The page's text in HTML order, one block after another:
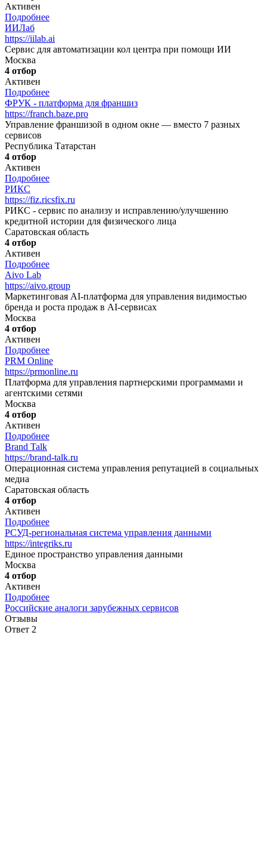
Активен
Подробнее
ИИЛаб
https://iilab.ai
Сервис для автоматизации кол центра при помощи ИИ
Москва
4 отбор
Активен
Подробнее
ФРУК - платформа для франшиз
https://franch.baze.pro
Управление франшизой в одном окне — вместо 7 разных
сервисов
Республика Татарстан
4 отбор
Активен
Подробнее
РИКС
https://fiz.ricsfix.ru
РИКС - сервис по анализу и исправлению/улучшению
кредитной истории для физического лица
Саратовская область
4 отбор
Активен
Подробнее
Aivo Lab
https://aivo.group
Маркетинговая AI-платформа для управления видимостью
бренда и роста продаж в AI-сервисах
Москва
4 отбор
Активен
Подробнее
PRM Online
https://prmonline.ru
Платформа для управления партнерскими программами и
агентскими сетями
Москва
4 отбор
Активен
Подробнее
Brand Talk
https://brand-talk.ru
Операционная система управления репутацией в социальных
медиа
Саратовская область
4 отбор
Активен
Подробнее
РСУД-региональная система управления данными
https://integriks.ru
Единое пространство управления данными
Москва
4 отбор
Активен
Подробнее
Российские аналоги зарубежных сервисов
Отзывы
Ответ 2